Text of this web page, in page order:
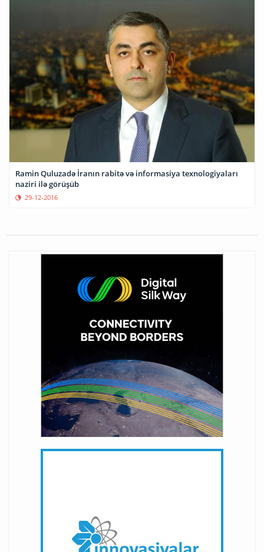
Ramin Quluzadə İranın rabitə və informasiya texnologiyaları
naziri ilə görüşüb
29-12-2016